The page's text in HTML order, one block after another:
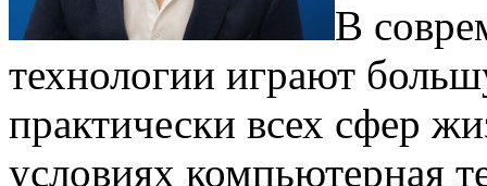
В
технологии играют
практически всех сфер
условиях компьютерная